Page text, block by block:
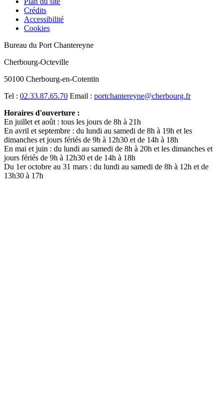
Crédits
Accessibilité
Cookies
Bureau du Port Chantereyne
Cherbourg-Octeville
50100 Cherbourg-en-Cotentin
Tel : 02.33.87.65.70 Email : portchantereyne@cherbourg.fr
Horaires d'ouverture :
En juillet et août : tous les jours de 8h à 21h
En avril et septembre : du lundi au samedi de 8h à 19h et les
dimanches et jours fériés de 9h à 12h30 et de 14h à 18h
En mai et juin : du lundi au samedi de 8h à 20h et les dimanches et
jours fériés de 9h à 12h30 et de 14h à 18h
Du 1er octobre au 31 mars : du lundi au samedi de 8h à 12h et de
13h30 à 17h